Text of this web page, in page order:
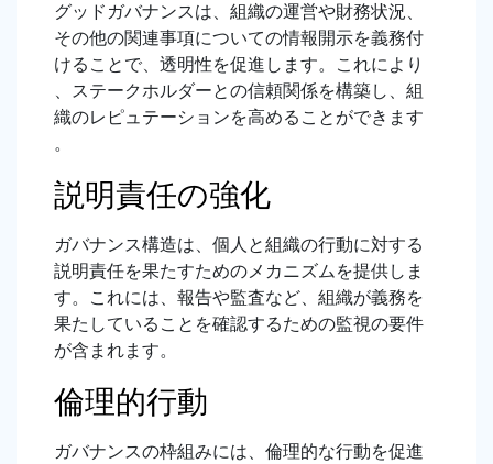
グッドガバナンスは、組織の運営や財務状況、
その他の関連事項についての情報開示を義務付
けることで、透明性を促進します。これにより
、ステークホルダーとの信頼関係を構築し、組
織のレピュテーションを高めることができます
。
説明責任の強化
ガバナンス構造は、個人と組織の行動に対する
説明責任を果たすためのメカニズムを提供しま
す。これには、報告や監査など、組織が義務を
果たしていることを確認するための監視の要件
が含まれます。
倫理的行動
ガバナンスの枠組みには、倫理的な行動を促進